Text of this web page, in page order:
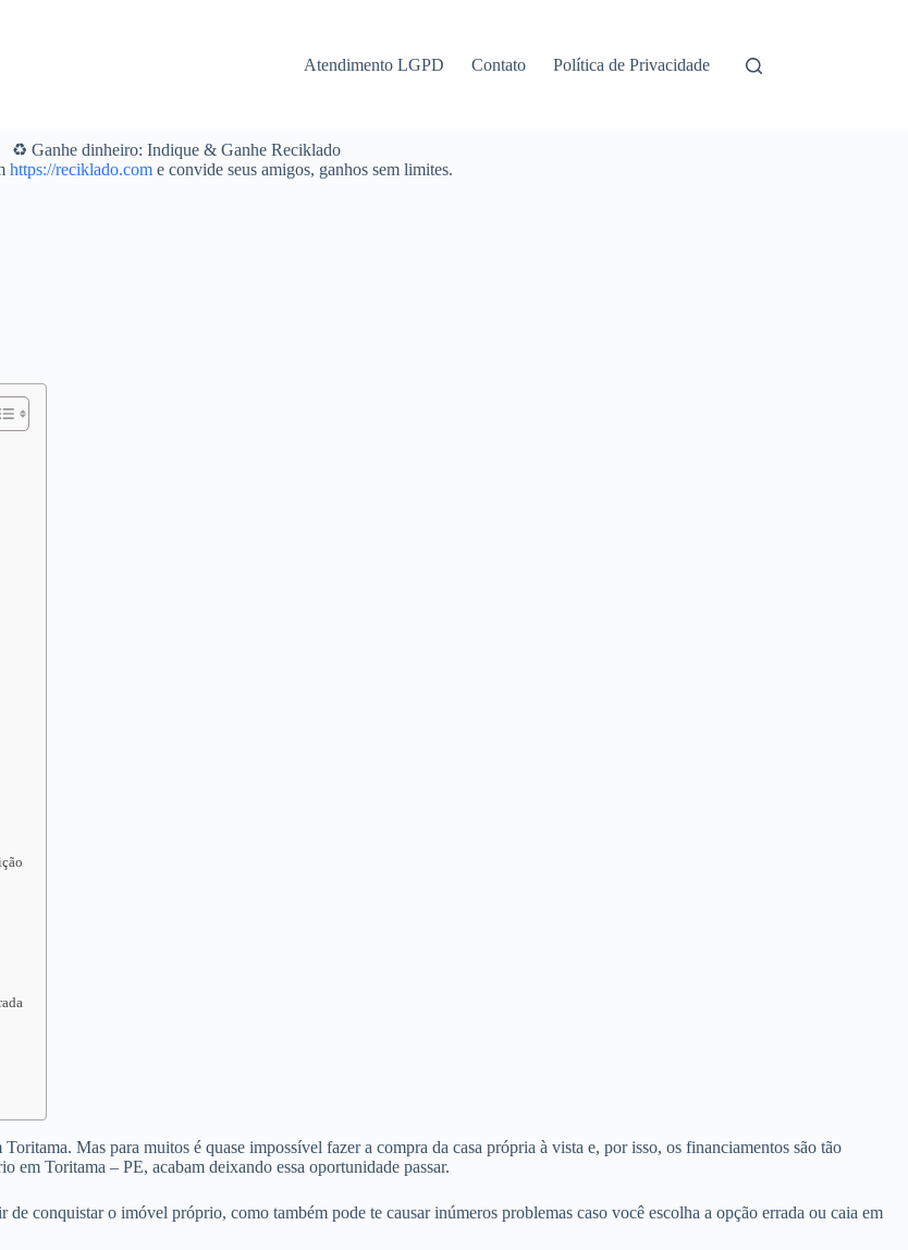
Atendimento LGPD Contato Política de Privacidade
♻️ Ganhe dinheiro: Indique & Ganhe Reciklado
https://reciklado.come convide seus amigos, ganhos sem limites.
Mas para muitos é quase impossível fazer a compra da casa própria à vista e, por isso, os financiamentos são tão
em Toritama – PE, acabam deixando essa oportunidade passar.
conquistar o imóvel próprio, como também pode te causar inúmeros problemas caso você escolha a opção errada ou caia em